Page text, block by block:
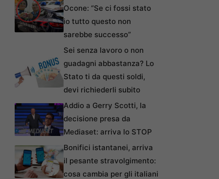
Ocone: “Se ci fossi stato
io tutto questo non
sarebbe successo”
Sei senza lavoro o non
guadagni abbastanza? Lo
Stato ti da questi soldi,
devi richiederli subito
Addio a Gerry Scotti, la
decisione presa da
Mediaset: arriva lo STOP
Bonifici istantanei, arriva
il pesante stravolgimento:
cosa cambia per gli italiani